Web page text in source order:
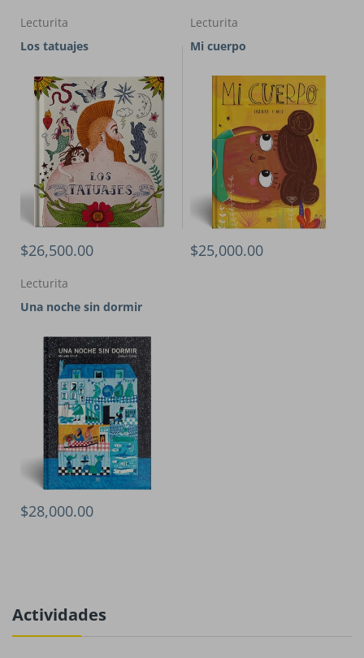
Lecturita
Los tatuajes
$26,500.00
Lecturita
Mi cuerpo
$25,000.00
Lecturita
Una noche sin dormir
$28,000.00
Actividades